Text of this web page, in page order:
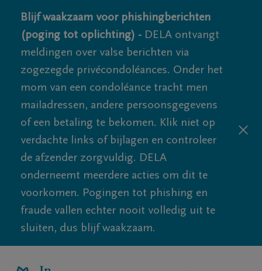
Blijf waakzaam voor phishingberichten
(poging tot oplichting) - DELA ontvangt
meldingen over valse berichten via
zogezegde privécondoléances. Onder het
mom van een condoléance tracht men
mailadressen, andere persoonsgegevens
of een betaling te bekomen. Klik niet op
verdachte links of bijlagen en controleer
de afzender zorgvuldig. DELA
onderneemt meerdere acties om dit te
voorkomen. Pogingen tot phishing en
fraude vallen echter nooit volledig uit te
sluiten, dus blijf waakzaam.